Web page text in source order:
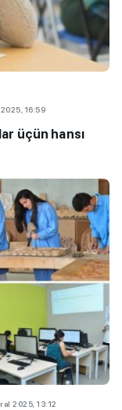
16:59
üçün hansı
2025, 13:12